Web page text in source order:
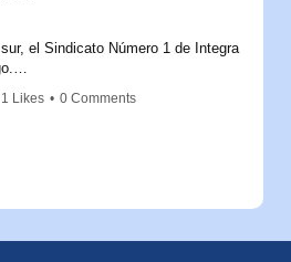
el Sindicato Número 1 de Integra
con nuestras socias y socios,
su trabajo marca la diferencia.
1 Likes • 0 Comments